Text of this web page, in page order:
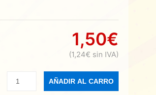
1,50€
(1,24€ sin IVA)
AÑADIR AL CARRO